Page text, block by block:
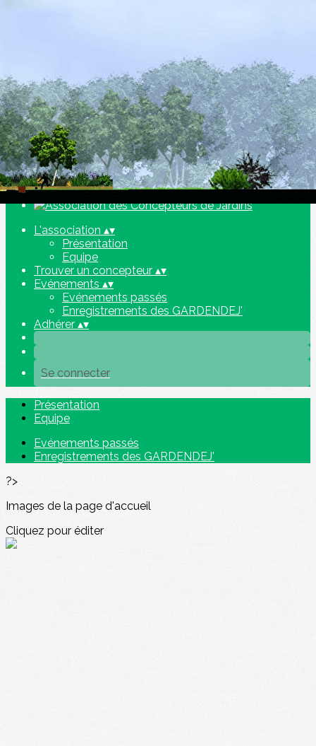
<
>
Evénements passés
Enregistrements des GARDENDEJ'
Ajoutez un logo, un bouton, des réseaux sociaux
Cliquez pour éditer
L'association ▴▾
Présentation
Equipe
Trouver un concepteur ▴▾
Evénements ▴▾
Evénements passés
Enregistrements des GARDENDEJ'
Adhérer ▴▾
Se connecter
Présentation
Equipe
Evénements passés
Enregistrements des GARDENDEJ'
?>
Images de la page d'accueil
Cliquez pour éditer